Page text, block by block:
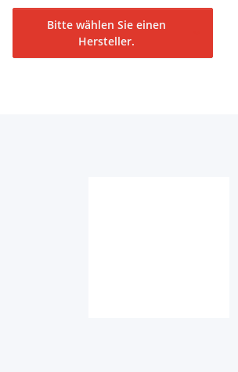
Bitte wählen Sie einen
Hersteller.